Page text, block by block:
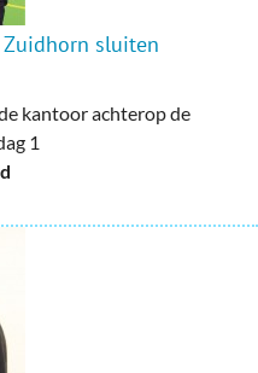
sluiten
kantoor achterop de
1